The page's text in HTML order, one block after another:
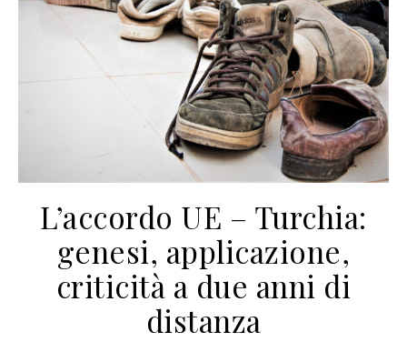
L’accordo UE – Turchia:
genesi, applicazione,
criticità a due anni di
distanza